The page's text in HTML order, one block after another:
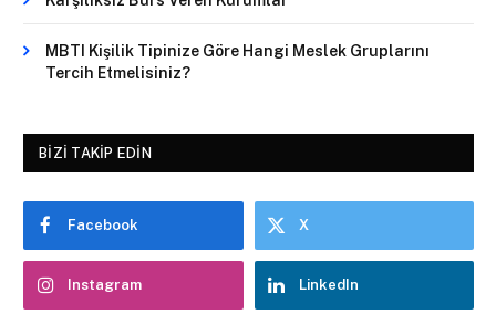
MBTI Kişilik Tipinize Göre Hangi Meslek Gruplarını
Tercih Etmelisiniz?
BIZI TAKIP EDIN
Facebook X
Instagram LinkedIn